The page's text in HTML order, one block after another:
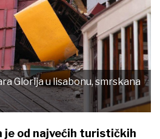
Glorija u lisabonu, smrskana
je od najvećih turističkih